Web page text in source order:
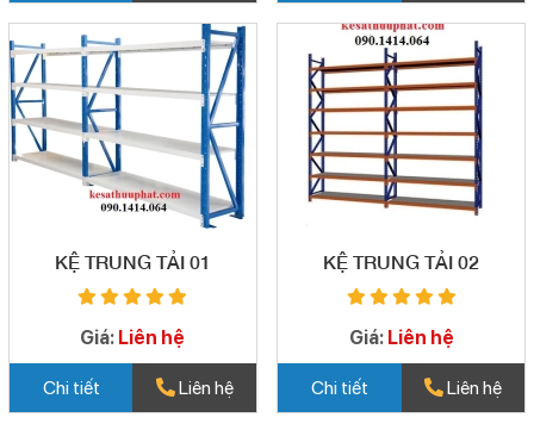
KỆ TRUNG TẢI 01
Giá: Liên hệ
Chi tiết Liên hệ
KỆ TRUNG TẢI 02
Giá: Liên hệ
Chi tiết Liên hệ